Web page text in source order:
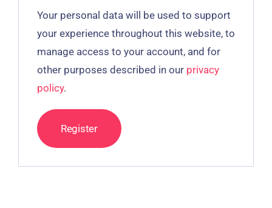
Your personal data will be used to support
your experience throughout this website, to
manage access to your account, and for
other purposes described in our privacy
policy.
Register